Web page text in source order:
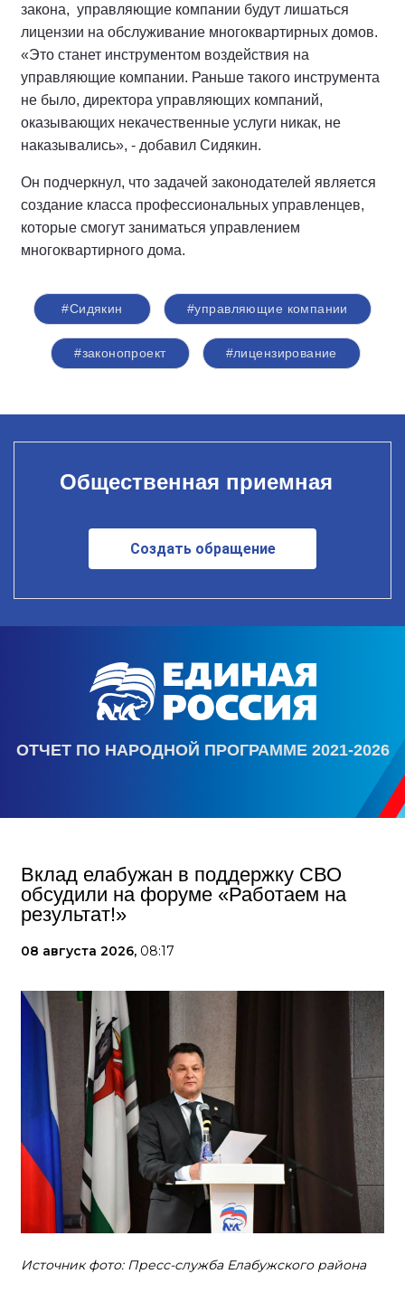
закона, управляющие компании будут лишаться
лицензии на обслуживание многоквартирных домов.
«Это станет инструментом воздействия на
управляющие компании. Раньше такого инструмента
не было, директора управляющих компаний,
оказывающих некачественные услуги никак, не
наказывались», - добавил Сидякин.
Он подчеркнул, что задачей законодателей является
создание класса профессиональных управленцев,
которые смогут заниматься управлением
многоквартирного дома.
#Сидякин #управляющие компании
#законопроект #лицензирование
Общественная приемная
Создать обращение
ОТЧЕТ ПО НАРОДНОЙ ПРОГРАММЕ 2021-2026
Вклад елабужан в поддержку СВО
обсудили на форуме «Работаем на
результат!»
08 августа 2026, 08:17
Источник фото: Пресс-служба Елабужского района